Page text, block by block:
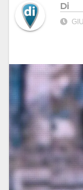
Di